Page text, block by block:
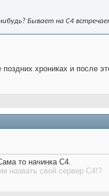
Бывает на С4
хрониках и после
то начинка С4.
назвать свой сервер С4!?